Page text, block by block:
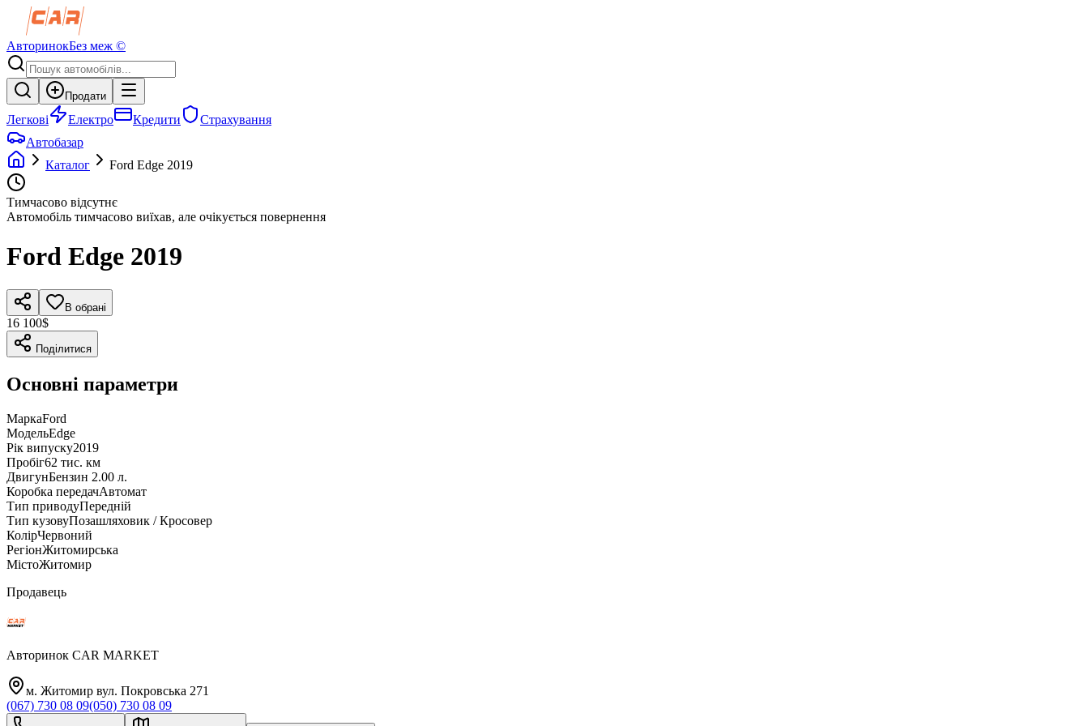
АвторинокБез меж ©
Продати
Легкові Електро Кредити
Страхування
Автобазар
Каталог
Ford Edge 2019
Тимчасово відсутнє
Автомобіль тимчасово виїхав, але очікується повернення
Ford Edge 2019
В обрані
16 100$
Поділитися
Основні параметри
МаркаFord
МодельEdge
Рік випуску2019
Пробіг62 тис. км
ДвигунБензин 2.00 л.
Коробка передачАвтомат
Тип приводуПередній
Тип кузовуПозашляховик / Кросовер
КолірЧервоний
РегіонЖитомирська
МістоЖитомир
Продавець
Авторинок CAR MARKET
м. Житомир вул. Покровська 271
(067) 730 08 09(050) 730 08 09